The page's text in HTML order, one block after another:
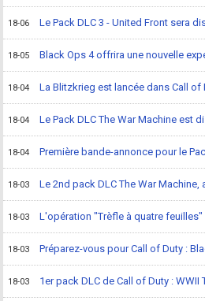
18-06 Le Pack DLC 3 - United Front sera
18-05 Black Ops 4 offrira une nouvelle
18-04 La Blitzkrieg est lancée dans Call of
18-04 Le Pack DLC The War Machine est
18-04 Première bande-annonce pour le
18-03 Le 2nd pack DLC The War Machine,
18-03 L'opération "Trèfle à quatre feuilles"
18-03 Préparez-vous pour Call of Duty :
18-03 1er pack DLC de Call of Duty :